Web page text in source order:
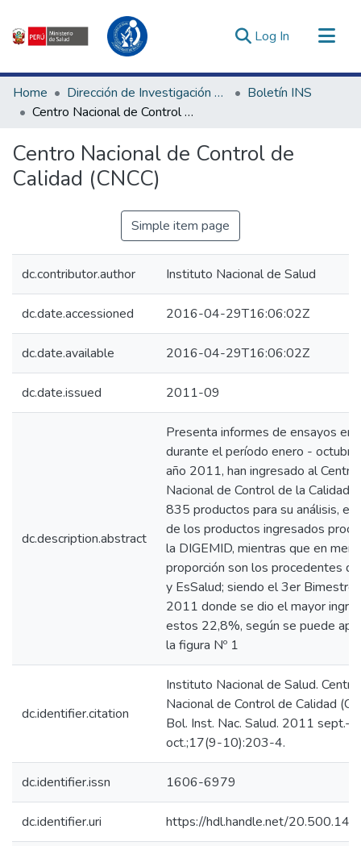
Log In (current)
Communities & Collections
All of DSpace
Estadísticas Externas
Enlaces de interés ▾
Home Dirección de Investigación e Innovación en Salud
Boletín INS
Centro Nacional de Control de Calidad (CNCC)
Centro Nacional de Control de
Calidad (CNCC)
Simple item page
dc.contributor.author Instituto Nacional de Salud
dc.date.accessioned 2016-04-29T16:06:02Z
dc.date.available 2016-04-29T16:06:02Z
dc.date.issued 2011-09
dc.description.abstract
Presenta informes de ensayos
durante el período enero -
año 2011, han ingresado al Centro
Nacional de Control de la Calidad
835 productos para su análisis, el
de los productos ingresados
la DIGEMID, mientras que en
proporción son los procedentes
y EsSalud; siendo el 3er Bimestre
2011 donde se dio el mayor
estos 22,8%, según se puede
la figura Nº 1
dc.identifier.citation
Instituto Nacional de Salud. Centro
Nacional de Control de Calidad
Bol. Inst. Nac. Salud. 2011 sept.-
oct.;17(9-10):203-4.
dc.identifier.issn 1606-6979
dc.identifier.uri https://hdl.handle.net/